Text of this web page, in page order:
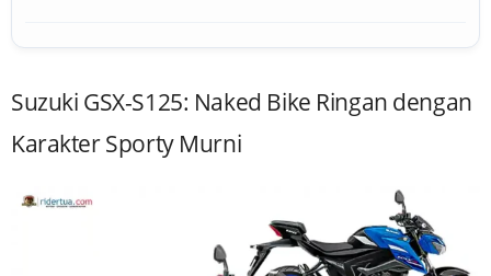
Suzuki GSX-S125: Naked Bike Ringan dengan
Karakter Sporty Murni